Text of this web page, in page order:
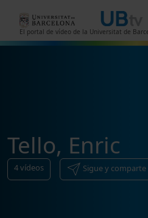
El portal de vídeo de la Universitat de
Tello, Enric
4vídeos Sigue y comparte